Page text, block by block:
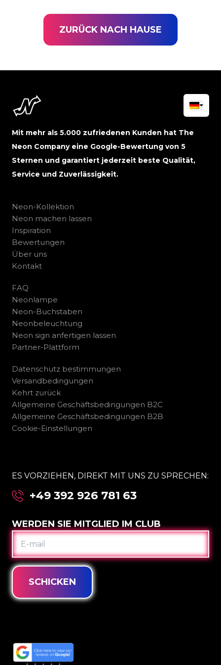
ZURÜCK NACH HAUSE
Mit mehr als 5.000 zufriedenen Kunden hat The
Neon Company eine Google-Bewertung von 5
Sternen und garantiert jederzeit beste Qualität,
Service und Zuverlässigkeit.
Neon-Kollektion
Neon machen lassen
Inspiration
Bewertungen
Über uns
Kontakt
FAQ
Neonlampe
Neon-Buchstaben
Neonbeleuchtung
Neon sign anfertigen lassen
Partner-Plattform
Datenschutz bestimmungen
Versandbedingungen
Kehrt zurück
Allgemeine Geschäftsbedingungen B2C
Allgemeine Geschäftsbedingungen B2B
Cookie-Einstellungen
ES VORZIEHEN, DIREKT MIT UNS ZU SPRECHEN:
+49 392 926 781 63
WERDEN SIE MITGLIED IM CLUB
E-
MAIL
SCHICKEN